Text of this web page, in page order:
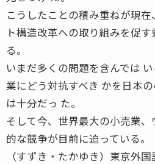
こうしたことの積み重ねが現
ト構造改革への取り組みを促
る。
いまだ多くの問題を含んでは
業にどう対抗すべき かを日本
は十分だっ た。
そして今、世界最大の小売業
的な競争が目前に迫っている。
（すずき・たかゆき）東京外国